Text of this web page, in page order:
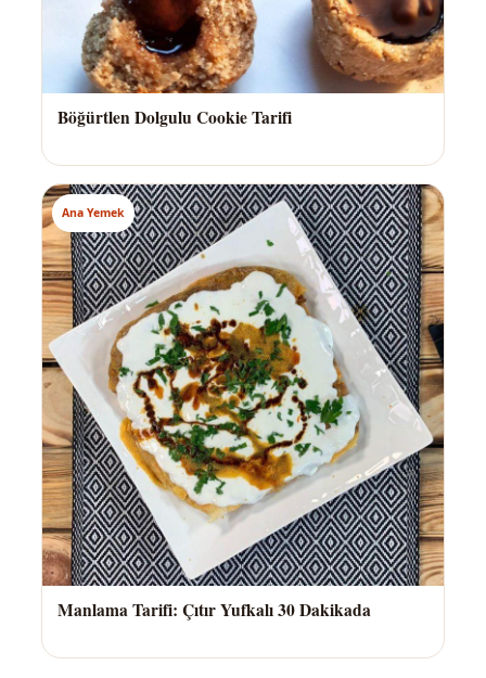
Böğürtlen Dolgulu Cookie Tarifi
Ana Yemek
Manlama Tarifi: Çıtır Yufkalı 30 Dakikada